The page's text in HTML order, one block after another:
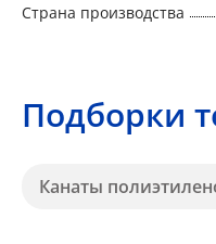
Страна производства
Подборки
Канаты